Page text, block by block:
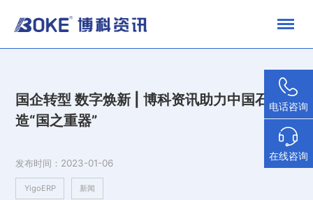
电话咨询
在线咨询
国企转型 数字焕新 | 博科资讯助力中国石油打
造“国之重器”
发布时间： 2023-01-06
YigoERP 新闻